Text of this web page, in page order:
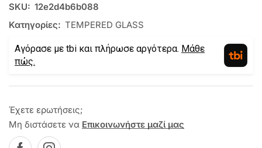
SKU: 12e2d4b6b088
Κατηγορίες: TEMPERED GLASS
Αγόρασε με tbi και πλήρωσε αργότερα. Μάθε
πώς.
Έχετε ερωτήσεις;
Μη διστάσετε να Επικοινωνήστε μαζί μας